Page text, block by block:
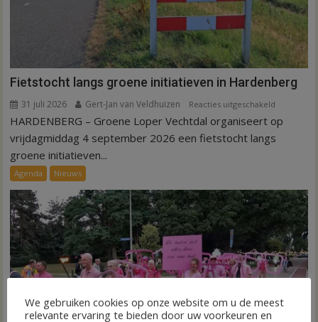
Fietstocht langs groene initiatieven in Hardenberg
31 juli 2026 Gert-Jan van Veldhuizen Reacties uitgeschakeld
Fietstocht
langs
HARDENBERG – Groene Loper Vechtdal organiseert op
vrijdagmiddag 4 september 2026 een fietstocht langs
groene initiatieven...
Agenda Nieuws
We gebruiken cookies op onze website om u de meest
relevante ervaring te bieden door uw voorkeuren en